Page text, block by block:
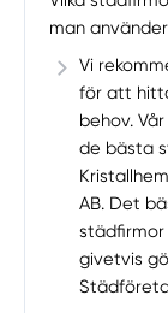
man
Vi
för att
behov.
de bästa
AB. Det
städfirmor
givetvis